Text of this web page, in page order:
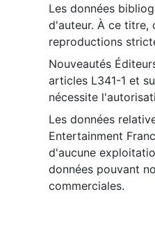
Les données
d'auteur. À ce titre,
reproductions
Nouveautés
articles L341-1 et
nécessite
Les données
Entertainment
d'aucune
données pouvant
commerciales.